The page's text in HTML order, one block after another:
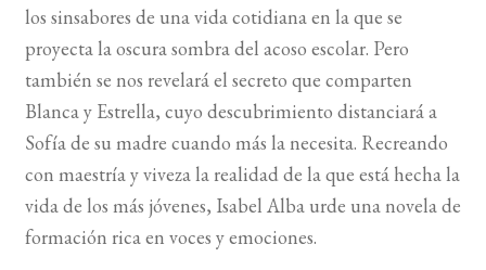
los sinsabores de una vida cotidiana en la que se
proyecta la oscura sombra del acoso escolar. Pero
también se nos revelará el secreto que comparten
Blanca y Estrella, cuyo descubrimiento distanciará a
Sofía de su madre cuando más la necesita. Recreando
con maestría y viveza la realidad de la que está hecha la
vida de los más jóvenes, Isabel Alba urde una novela de
formación rica en voces y emociones.